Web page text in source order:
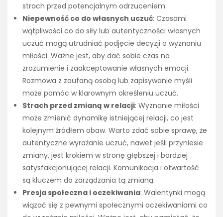
strach przed potencjalnym odrzuceniem.
Niepewność co do własnych uczuć: Czasami
wątpliwości co do siły lub autentyczności własnych
uczuć mogą utrudniać podjęcie decyzji o wyznaniu
miłości. Ważne jest, aby dać sobie czas na
zrozumienie i zaakceptowanie własnych emocji.
Rozmowa z zaufaną osobą lub zapisywanie myśli
może pomóc w klarownym określeniu uczuć.
Strach przed zmianą w relacji: Wyznanie miłości
może zmienić dynamikę istniejącej relacji, co jest
kolejnym źródłem obaw. Warto zdać sobie sprawę, że
autentyczne wyrażanie uczuć, nawet jeśli przyniesie
zmiany, jest krokiem w stronę głębszej i bardziej
satysfakcjonującej relacji. Komunikacja i otwartość
są kluczem do zarządzania tą zmianą.
Presja społeczna i oczekiwania: Walentynki mogą
wiązać się z pewnymi społecznymi oczekiwaniami co